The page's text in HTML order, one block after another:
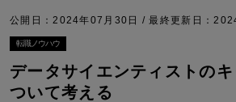
公開日：2024年07月30日 / 最終更新日：
転職ノウハウ
データサイエンティストの
ついて考える